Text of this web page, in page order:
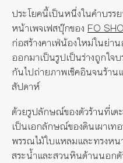
ประโยคนี้เป็นหนึ่งในคำบร
หน้าเพจเฟสบุ๊กของ FO
ก่อสร้างคาเฟ่น้องใหม่ในย่า
ออกมาเป็นรูปเป็นร่างถูกใ
กันไปถ่ายภาพเช็คอินจนร้าน
สัปดาห์
ด้วยรูปลักษณ์ของตัวร้านที่เต
เป็นเอกลักษณ์ของดินเผาเท
พรรณไม้ใบแหลมและทรงห
สระน้ำและสวนหินด้านนอกตั